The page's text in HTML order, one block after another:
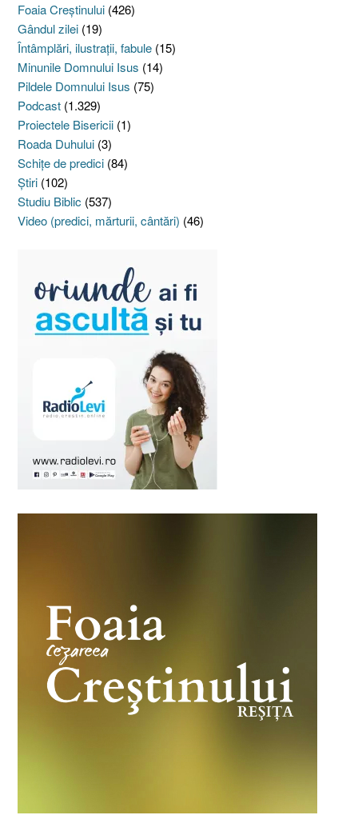
Foaia Creştinului (426)
Gândul zilei (19)
Întâmplări, ilustraţii, fabule (15)
Minunile Domnului Isus (14)
Pildele Domnului Isus (75)
Podcast (1.329)
Proiectele Bisericii (1)
Roada Duhului (3)
Schiţe de predici (84)
Ştiri (102)
Studiu Biblic (537)
Video (predici, mărturii, cântări) (46)